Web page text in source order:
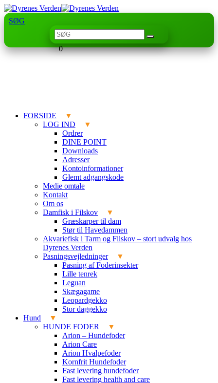
SØG
0
FORSIDE
LOG IND
Ordrer
DINE POINT
Downloads
Adresser
Kontoinformationer
Glemt adgangskode
Medie omtale
Kontakt
Om os
Damfisk i Filskov
Græskarper til dam
Stør til Havedammen
Akvariefisk i Tarm og Filskov – stort udvalg hos
Dyrenes Verden
Pasningsvejledninger
Pasning af Foderinsekter
Lille tenrek
Leguan
Skægagame
Leopardgekko
Stor daggekko
Hund
HUNDE FODER
Arion – Hundefoder
Arion Care
Arion Hvalpefoder
Kornfrit Hundefoder
Fast levering hundefoder
Fast levering health and care